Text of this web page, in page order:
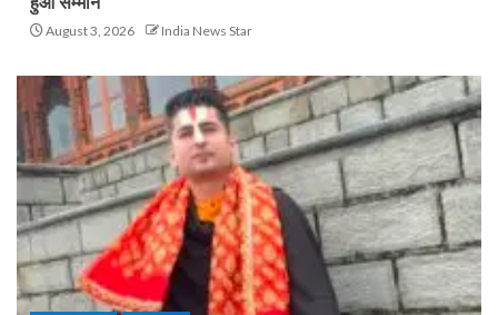
August 3, 2026 India News Star